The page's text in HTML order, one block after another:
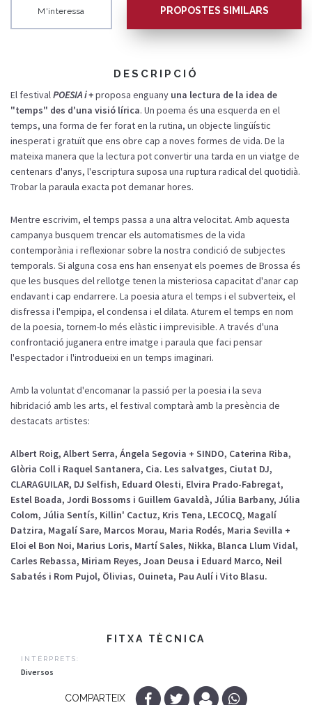
M'interessa PROPOSTES SIMILARS
DESCRIPCIÓ
El festivalPOESIA i +proposa enguany una lectura de la idea de
"temps" des d'una visió lírica. Un poema és una esquerda en el
temps, una forma de fer forat en la rutina, un objecte lingüístic
inesperat i gratuït que ens obre cap a noves formes de vida. De la
mateixa manera que la lectura pot convertir una tarda en un viatge de
centenars d'anys, l'escriptura suposa una ruptura radical del quotidià.
Trobar la paraula exacta pot demanar hores.
Mentre escrivim, el temps passa a una altra velocitat. Amb aquesta
campanya busquem trencar els automatismes de la vida
contemporània i reflexionar sobre la nostra condició de subjectes
temporals. Si alguna cosa ens han ensenyat els poemes de Brossa és
que les busques del rellotge tenen la misteriosa capacitat d'anar cap
endavant i cap endarrere. La poesia atura el temps i el subverteix, el
disfressa i l'empipa, el condensa i el dilata. Aturem el temps en nom
de la poesia, tornem-lo més elàstic i imprevisible. A través d'una
confrontació juganera entre imatge i paraula que faci pensar
l'espectador i l'introdueixi en un temps imaginari.
Amb la voluntat d'encomanar la passió per la poesia i la seva
hibridació amb les arts, el festival comptarà amb la presència de
destacats artistes:
Albert Roig, Albert Serra, Ángela Segovia + SINDO, Caterina Riba,
Glòria Coll i Raquel Santanera, Cia. Les salvatges, Ciutat DJ,
CLARAGUILAR, DJ Selfish, Eduard Olesti, Elvira Prado-Fabregat,
Estel Boada, Jordi Bossoms i Guillem Gavaldà, Júlia Barbany, Júlia
Colom, Júlia Sentís, Killin' Cactuz, Kris Tena, LECOCQ, Magalí
Datzira, Magalí Sare, Marcos Morau, Maria Rodés, Maria Sevilla +
Eloi el Bon Noi, Marius Loris, Martí Sales, Nikka, Blanca Llum Vidal,
Carles Rebassa, Miriam Reyes, Joan Deusa i Eduard Marco, Neil
Sabatés i Rom Pujol, Ölivias, Ouineta, Pau Aulí i Vito Blasu.
FITXA TÈCNICA
INTÈRPRETS:
Diversos
COMPARTEIX